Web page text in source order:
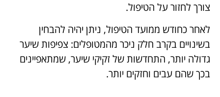
צורך לחזור על הטיפול.
לאחר כחודש ממועד הטיפול, ניתן יהיה להבחין
בשינויים בקרב חלק ניכר מהמטופלים: צפיפות שיער
גדולה יותר, התחדשות של זקיקי שיער, שמתאפיינים
בכך שהם עבים וחזקים יותר.